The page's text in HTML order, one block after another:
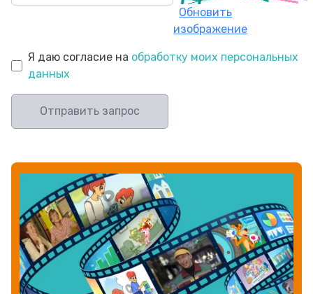
Обновить
изображение
Я даю согласие на обработку моих персональных
данных
Отправить запрос